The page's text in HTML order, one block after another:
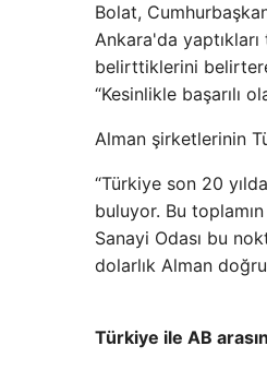
Bolat,
Ankara'da
belirttiklerini
“Kesinlikle başarılı
Alman şirketlerinin
“Türkiye son 20
buluyor. Bu
Sanayi Odası bu
dolarlık Alman
Türkiye ile AB